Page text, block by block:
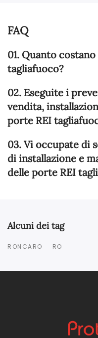
FAQ
01. Quanto
tagliafuoco?
02. Eseguite i
vendita,
porte REI
03. Vi occupate di
di installazione e
delle porte REI
Alcuni dei tag
RONCARO RO